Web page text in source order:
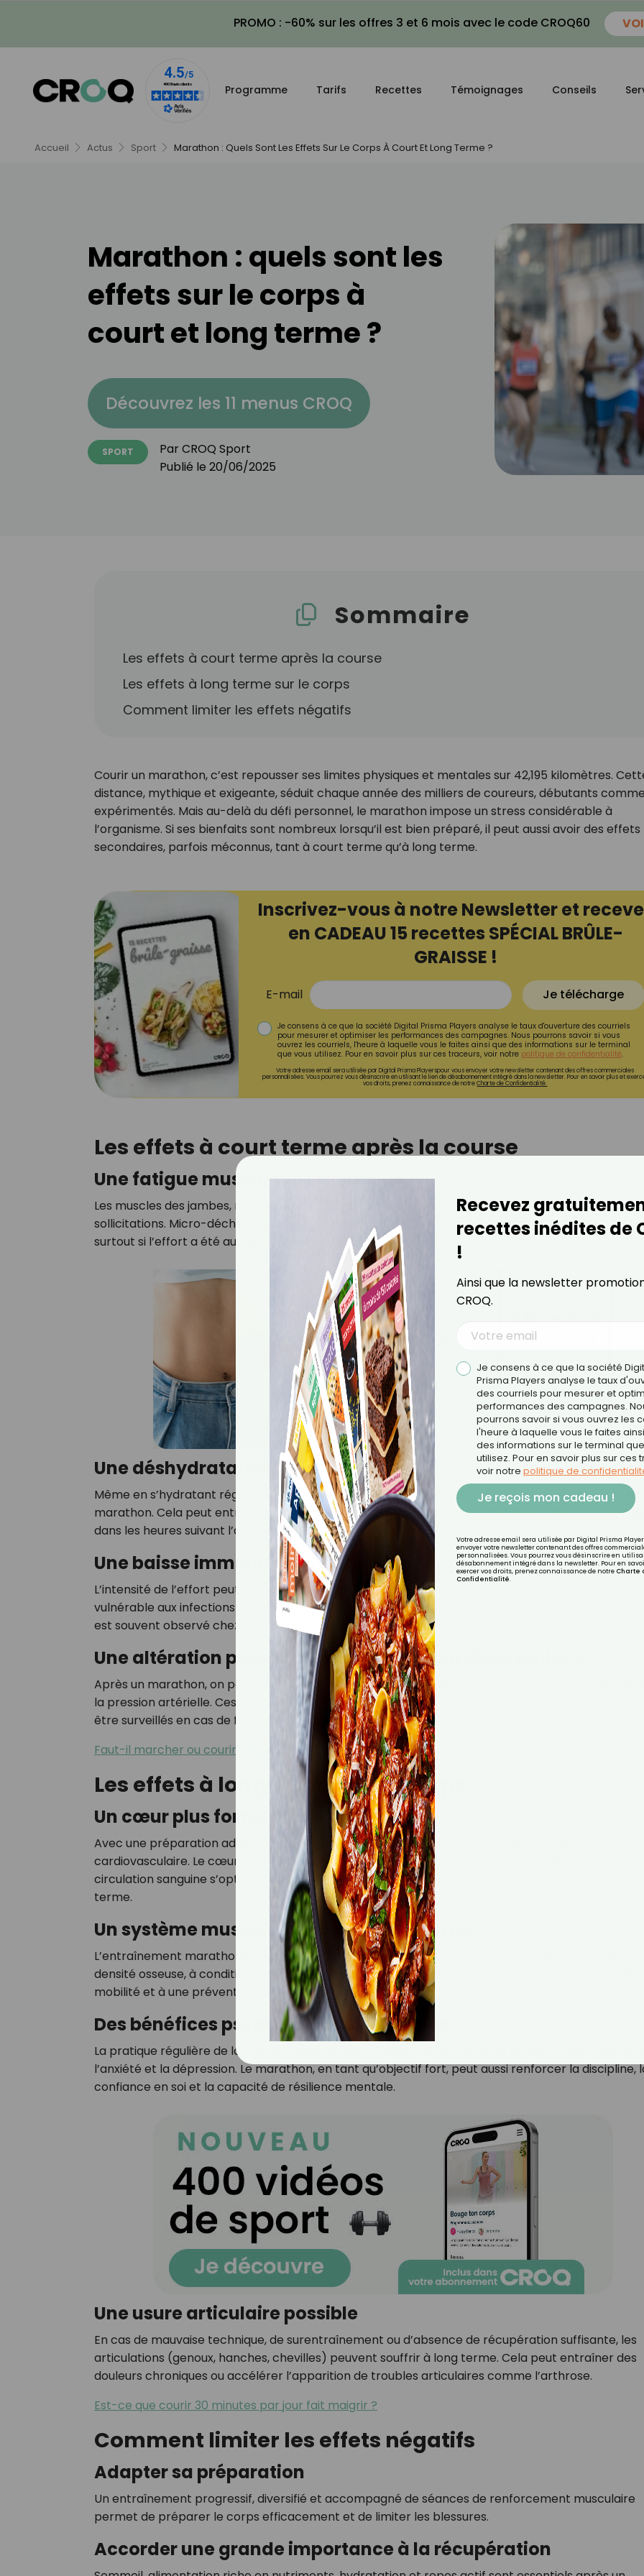
PROMO : -60% sur les offres 3 et 6 mois avec le code CROQ60
Programme Tarifs Recettes Témoignages Conseils
Accueil Actus Sport Marathon : Quels Sont Les Effets Sur Le Corps À Court Et Long Terme ?
Marathon : quels sont les
effets sur le corps à
court et long terme ?
Découvrez les 11 menus CROQ
SPORT ParCROQ Sport
Publié le 20/06/2025
Sommaire
Les effets à court terme après la course
Les effets à long terme sur le corps
Comment limiter les effets négatifs
Courir un marathon, c’est repousser ses limites physiques et mentales sur 42,195 kilomètres.
distance, mythique et exigeante, séduit chaque année des milliers de coureurs, débutants comme
expérimentés. Mais au-delà du défi personnel, le marathon impose un stress considérable à
l’organisme. Si ses bienfaits sont nombreux lorsqu’il est bien préparé, il peut aussi avoir des effets
secondaires, parfois méconnus, tant à court terme qu’à long terme.
Inscrivez-vous à notre Newsletter et
en CADEAU 15 recettes SPÉCIAL BRÛLE-
GRAISSE !
E-mail Je télécharge
Je consens à ce que la société Digital Prisma Players analyse le taux d'ouverture des courriels
pour mesurer et optimiser les performances des campagnes. Nous pourrons savoir si vous
ouvrez les courriels, l'heure à laquelle vous le faites ainsi que des informations sur le terminal
que vous utilisez. Pour en savoir plus sur ces traceurs, voir notre politique de confidentialité.
Votre adresse email sera utilisée par Digital Prisma Playerspour vous envoyer votre newsletter contenant des offres commerciales
personnalisées. Vous pourrez vous désinscrire en utilisant le lien de désabonnement intégré dans la newsletter. Pour en savoir plus et
vos droits, prenez connaissance de notreCharte de Confidentialité.
Les effets à court terme après la course
Une fatigue musculaire intense
Les muscles des jambes, notamment les quadriceps, mollets et ischio-jambiers, subissent de
sollicitations. Micro-déchirures, inflammation et courbatures sont fréquentes dans les jours qui
surtout si l’effort a été au-delà des capacités habituelles.
Une déshydratation fréquente
Même en s’hydratant régulièrement, le corps perd beaucoup d’eau et d’électrolytes pendant un
marathon. Cela peut entraîner des sensations de faiblesse, des maux de tête ou des troubles
dans les heures suivant l’arrivée.
Une baisse immunitaire temporaire
L’intensité de l’effort peut entraîner une chute temporaire de l’immunité, rendant l’organisme plus
vulnérable aux infections (rhumes, maux de gorge) dans les jours suivants la course. Ce
est souvent observé chez les coureurs qui ne récupèrent pas suffisamment.
Une altération passagère du système cardiovasculaire
Après un marathon, on peut observer des perturbations transitoires de la fréquence cardiaque ou
la pression artérielle. Ces effets sont généralement sans danger chez un sportif sain, mais doivent
être surveillés en cas de fragilité ou de symptômes inhabituels.
Faut-il marcher ou courir pour maigrir plus vite ?
Les effets à long terme sur le corps
Un cœur plus fort et plus endurant
Avec une préparation adaptée, courir des marathons régulièrement améliore la capacité
cardiovasculaire. Le cœur devient plus efficace, la fréquence cardiaque au repos diminue, et la
circulation sanguine s’optimise. Ce renforcement réduit le risque de maladies cardiovasculaires à
terme.
Un système musculaire et osseux renforcé
L’entraînement marathonien favorise le développement de l’endurance musculaire et améliore la
densité osseuse, à condition d’être progressif et bien encadré. Cela peut contribuer à une
mobilité et à une prévention de l’ostéoporose avec l’âge.
Des bénéfices psychologiques durables
La pratique régulière de la course à pied améliore l’estime de soi, réduit le stress et aide à prévenir
l’anxiété et la dépression. Le marathon, en tant qu’objectif fort, peut aussi renforcer la discipline,
confiance en soi et la capacité de résilience mentale.
Une usure articulaire possible
En cas de mauvaise technique, de surentraînement ou d’absence de récupération suffisante, les
articulations (genoux, hanches, chevilles) peuvent souffrir à long terme. Cela peut entraîner des
douleurs chroniques ou accélérer l’apparition de troubles articulaires comme l’arthrose.
Est-ce que courir 30 minutes par jour fait maigrir ?
Comment limiter les effets négatifs
Adapter sa préparation
Un entraînement progressif, diversifié et accompagné de séances de renforcement musculaire
permet de préparer le corps efficacement et de limiter les blessures.
Accorder une grande importance à la récupération
Recevez
recettes inédites de
!
Ainsi que la newsletter
CROQ.
Je consens à ce que la société
Prisma Players analyse le taux
des courriels pour mesurer et
performances des campagnes.
pourrons savoir si vous ouvrez les
l'heure à laquelle vous le faites
des informations sur le terminal
utilisez. Pour en savoir plus sur ces
voir notre politique de
Je reçois mon cadeau !
Votre adresse email sera utilisée par Digital Prisma
envoyer votre newsletter contenant des offres
personnalisées. Vous pourrez vous désinscrire en
désabonnement intégré dans la newsletter. Pour en
exercer vos droits, prenez connaissance de notre Charte
Confidentialité.